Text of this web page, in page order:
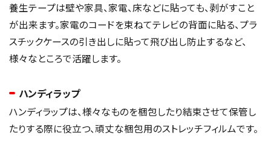
養生テープは壁や家具、家電、床などに貼っても、剥がすこと
が出来ます。家電のコードを束ねてテレビの背面に貼る、プラ
スチックケースの引き出しに貼って飛び出し防止するなど、
様々なところで活躍します。
ハンディラップ
ハンディラップは、様々なものを梱包したり結束させて保管し
たりする際に役立つ、頑丈な梱包用のストレッチフィルムです。